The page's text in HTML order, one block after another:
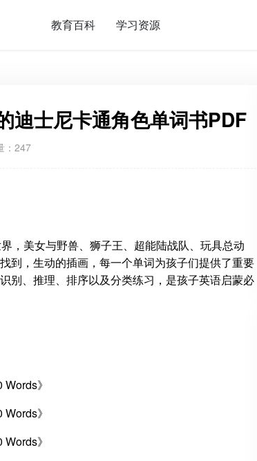
教育百科 学习资源
迪士尼卡通角色单词书PDF
：247
，美女与野兽、狮子王、超能陆战队、玩具总动
到，生动的插画，每一个单词为孩子们提供了重要
别、推理、排序以及分类练习，是孩子英语启蒙必